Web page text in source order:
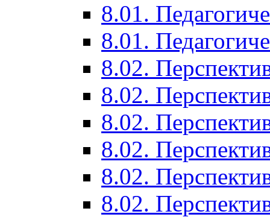
8.01.
8.01.
8.02.
8.02.
8.02.
8.02.
8.02.
8.02.